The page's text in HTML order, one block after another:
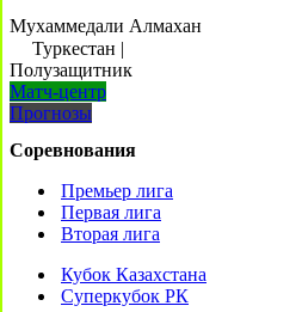
Мухаммедали Алмахан
Туркестан |
Полузащитник
Матч-центр
Прогнозы
Соревнования
Премьер лига
Первая лига
Вторая лига
Кубок Казахстана
Суперкубок РК